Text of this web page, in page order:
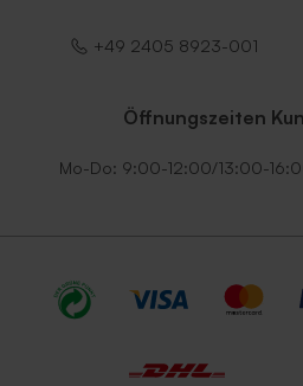
+49 2405 8923-001
Öffnungszeiten
Mo-Do: 9:00-12:00/13:00-